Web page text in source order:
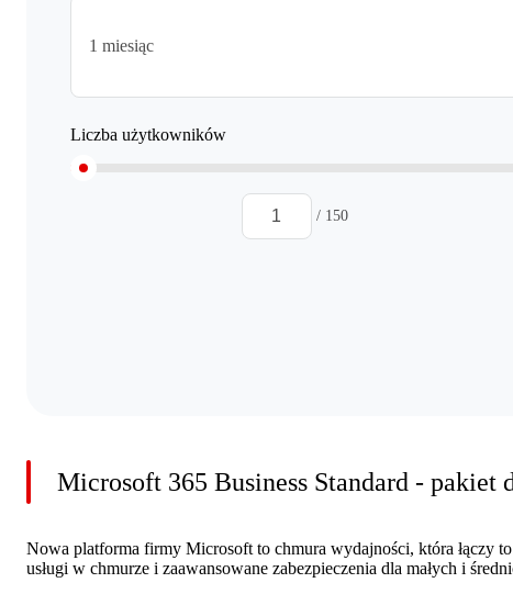
1 miesiąc
Liczba użytkowników
/ 150
Microsoft 365 Business Standard -
Nowa platforma firmy Microsoft to chmura wydajności, która łączy
usługi w chmurze i zaawansowane zabezpieczenia dla małych i